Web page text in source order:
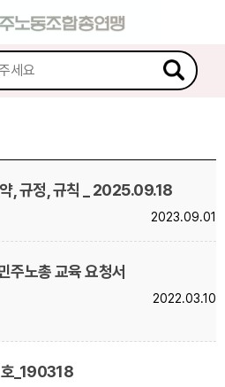
, 규정, 규칙 _ 2025.09.18
2023.09.01
노총 교육 요청서
2022.03.10
_190318
케치북5
케치북5